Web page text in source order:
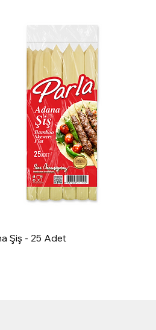
Şiş - 25 Adet